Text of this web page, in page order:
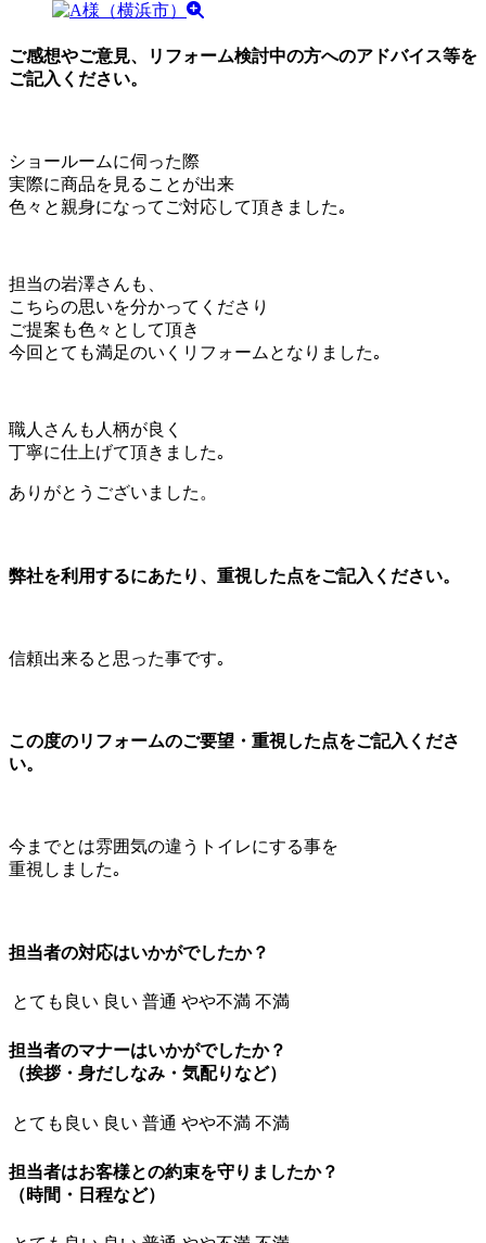
ご感想やご意見、リフォーム検討中の方へのアドバイス等を
ご記入ください。
ショールームに伺った際
実際に商品を見ることが出来
色々と親身になってご対応して頂きました｡
担当の岩澤さんも、
こちらの思いを分かってくださり
ご提案も色々として頂き
今回とても満足のいくリフォームとなりました｡
職人さんも人柄が良く
丁寧に仕上げて頂きました｡
ありがとうございました。
弊社を利用するにあたり、重視した点をご記入ください。
信頼出来ると思った事です｡
この度のリフォームのご要望・重視した点をご記入くださ
い。
今までとは雰囲気の違うトイレにする事を
重視しました｡
担当者の対応はいかがでしたか？
とても良い 良い 普通 やや不満 不満
担当者のマナーはいかがでしたか？
（挨拶・身だしなみ・気配りなど）
とても良い 良い 普通 やや不満 不満
担当者はお客様との約束を守りましたか？
（時間・日程など）